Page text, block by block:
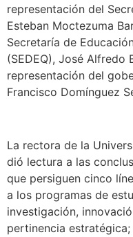
representación del
Esteban Moctezuma
Secretaría de
(SEDEQ), José Alfredo
representación del
Francisco Domínguez
La rectora de la
dió lectura a las
que persiguen cinco
a los programas de
investigación,
pertinencia